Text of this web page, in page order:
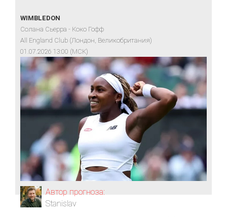
WIMBLEDON
Солана Сьерра - Коко Гофф
All England Club (Лондон, Великобритания)
01.07.2026 13:00 (МСК)
Автор прогноза:
Stanislav